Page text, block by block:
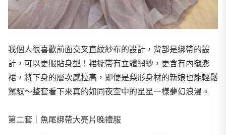
我個人很喜歡前面交叉直紋紗布的設計，背部是綁帶的設
計，可以更服貼身型！裙襬帶有立體網紗，更含有內襯澎
裙，將下身的層次感拉高，即便是梨形身材的新娘也能輕鬆
駕馭～整套看下來真的如同夜空中的星星一樣夢幻浪漫。
第二套｜魚尾綁帶大亮片晚禮服